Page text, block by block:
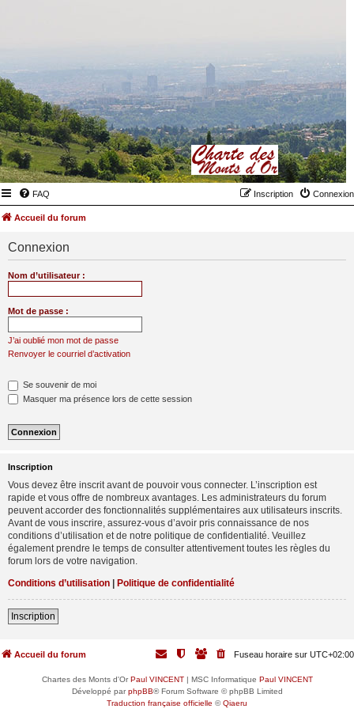
FAQ Connexion
Inscription
Accueil du forum
Connexion
Nom d’utilisateur :
Mot de passe :
J’ai oublié mon mot de passe
Renvoyer le courriel d’activation
Se souvenir de moi
Masquer ma présence lors de cette session
Inscription
Vous devez être inscrit avant de pouvoir vous connecter. L’inscription est
rapide et vous offre de nombreux avantages. Les administrateurs du forum
peuvent accorder des fonctionnalités supplémentaires aux utilisateurs inscrits.
Avant de vous inscrire, assurez-vous d’avoir pris connaissance de nos
conditions d’utilisation et de notre politique de confidentialité. Veuillez
également prendre le temps de consulter attentivement toutes les règles du
forum lors de votre navigation.
Conditions d’utilisation | Politique de confidentialité
Inscription
Accueil du forum Fuseau horaire sur UTC+02:00
Chartes des Monts d'OrPaul VINCENT| MSC Informatique Paul VINCENT
Développé parphpBB® Forum Software © phpBB Limited
Traduction française officielle ©Qiaeru